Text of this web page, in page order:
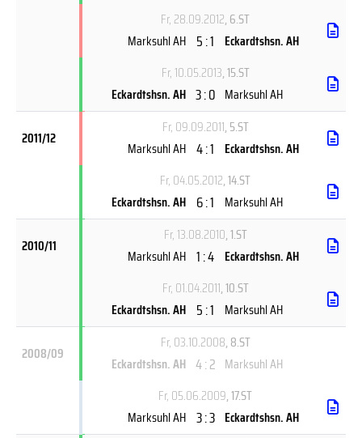
Fr, 28.09.2012, 6.ST
Marksuhl AH 5 : 1 Eckardtshsn. AH
Fr, 10.05.2013, 15.ST
Eckardtshsn. AH 3 : 0 Marksuhl AH
2011/12
Fr, 09.09.2011, 5.ST
Marksuhl AH 4 : 1 Eckardtshsn. AH
Fr, 04.05.2012, 14.ST
Eckardtshsn. AH 6 : 1 Marksuhl AH
2010/11
Fr, 13.08.2010, 1.ST
Marksuhl AH 1 : 4 Eckardtshsn. AH
Fr, 01.04.2011, 10.ST
Eckardtshsn. AH 5 : 1 Marksuhl AH
2008/09
Fr, 03.10.2008, 8.ST
Eckardtshsn. AH 4 : 2 Marksuhl AH
Fr, 05.06.2009, 17.ST
Marksuhl AH 3 : 3 Eckardtshsn. AH